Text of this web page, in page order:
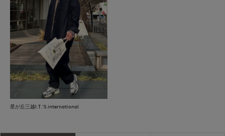
星が丘三越I.T.'S.international